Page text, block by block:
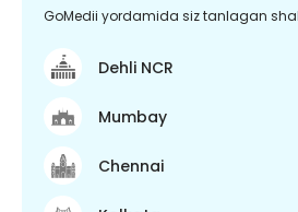
GoMedii yordamida siz tanlagan
Dehli NCR
Mumbay
Chennai